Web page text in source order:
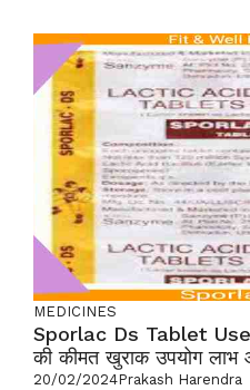
MEDICINES
Sporlac Ds Tablet
की कीमत खुराक उपयोग
20/02/2024Prakash Harendra